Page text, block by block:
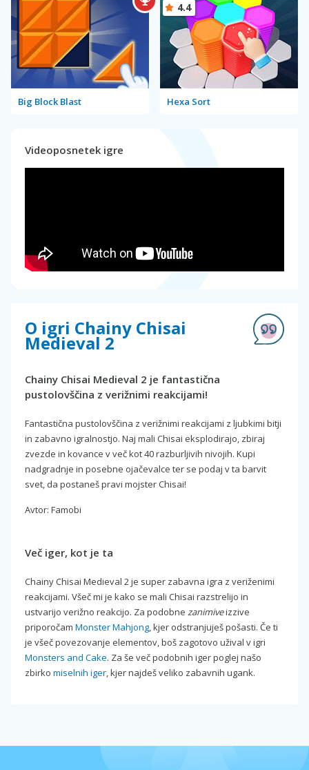
Big Block Blast Hexa Sort
4.4
Videoposnetek igre
O igri Chainy Chisai
Medieval 2
Chainy Chisai Medieval 2 je fantastična
pustolovščina z verižnimi reakcijami!
Fantastična pustolovščina z verižnimi reakcijami z ljubkimi bitji
in zabavno igralnostjo. Naj mali Chisai eksplodirajo, zbiraj
zvezde in kovance v več kot 40 razburljivih nivojih. Kupi
nadgradnje in posebne ojačevalce ter se podaj v ta barvit
svet, da postaneš pravi mojster Chisai!
Avtor: Famobi
Več iger, kot je ta
Chainy Chisai Medieval 2 je super zabavna igra z veriženimi
reakcijami. Všeč mi je kako se mali Chisai razstrelijo in
ustvarijo verižno reakcijo. Za podobne zanimiveizzive
priporočam Monster Mahjong, kjer odstranjuješ pošasti. Če ti
je všeč povezovanje elementov, boš zagotovo užival v igri
Monsters and Cake. Za še več podobnih iger poglej našo
zbirko miselnih iger, kjer najdeš veliko zabavnih ugank.